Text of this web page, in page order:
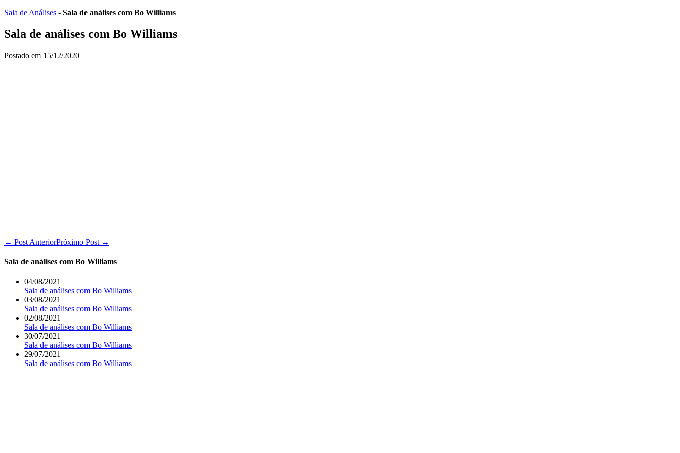
Ir
o
conteúdo
Sala de Análises - Sala de análises com Bo Williams
Sala de análises com Bo Williams
Postado em 15/12/2020 |
Navegação
post
← Post AnteriorPróximo Post →
Sala de análises com Bo Williams
04/08/2021
Sala de análises com Bo Williams
03/08/2021
Sala de análises com Bo Williams
02/08/2021
Sala de análises com Bo Williams
30/07/2021
Sala de análises com Bo Williams
29/07/2021
Sala de análises com Bo Williams